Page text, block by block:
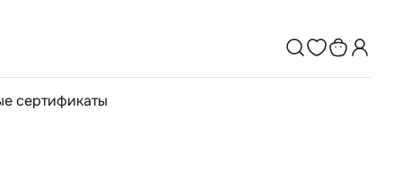
сертификаты